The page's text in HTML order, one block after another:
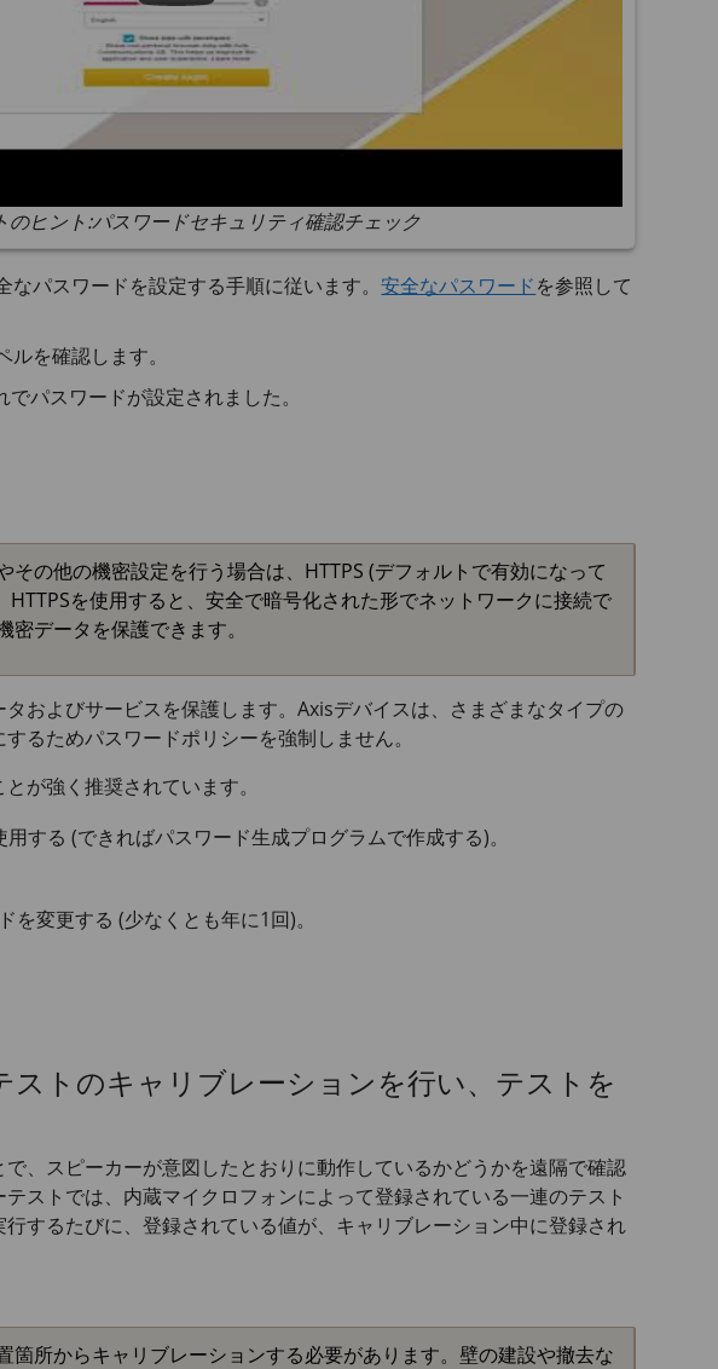
のヒント:パスワードセキュリティ確認チェック
なパスワードを設定する手順に従います。安全なパスワードを参照して
を確認します。
パスワードが設定されました。
その他の機密設定を行う場合は、HTTPS (デフォルトで有効になって
HTTPSを使用すると、安全で暗号化された形でネットワークに接続で
データを保護できます。
およびサービスを保護します。Axisデバイスは、さまざまなタイプの
るためパスワードポリシーを強制しません。
が強く推奨されています。
する (できればパスワード生成プログラムで作成する)。
を変更する (少なくとも年に1回)。
ストのキャリブレーションを行い、テストを
、スピーカーが意図したとおりに動作しているかどうかを遠隔で確認
ストでは、内蔵マイクロフォンによって登録されている一連のテスト
行するたびに、登録されている値が、キャリブレーション中に登録され
箇所からキャリブレーションする必要があります。壁の建設や撤去な